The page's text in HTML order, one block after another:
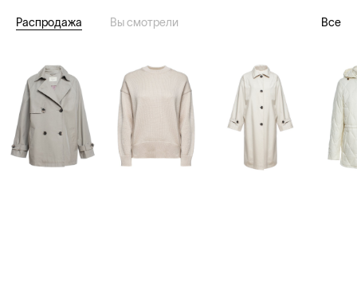
Распродажа Вы смотрели Все